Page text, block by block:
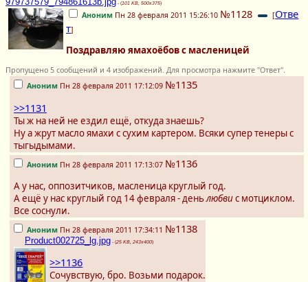
- (101 KB, 500x375)
Аноним Пн 28 февраля 2011 15:26:10 №1128 [Отве
т]
Поздравляю ямахоёбов с масленицей
Пропущено 5 сообщений и 4 изображений. Для просмотра нажмите "Ответ".
Аноним Пн 28 февраля 2011 17:12:09 №1135
>>1131
Ты ж на ней не ездил ещё, откуда знаешь?
Ну а жрут масло ямахи с сухим картером. Всяки супер тенеры с
тыгыдымами.
Аноним Пн 28 февраля 2011 17:13:07 №1136
А у нас, оппозитчиков, масленица круглый год.
А ещё у нас круглый год 14 февраля - деньлюбвис мотциклом.
Все соснули.
Аноним Пн 28 февраля 2011 17:34:11 №1138
Product002725_lg.jpg - (25 KB, 243x400)
>>1136
Сочувствую, бро. Возьми подарок.